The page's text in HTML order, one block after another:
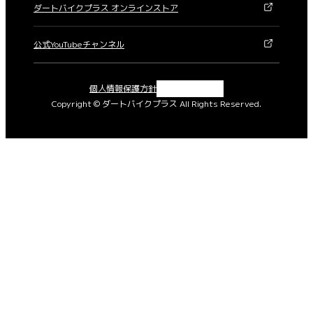
ダートバイクプラス オンラインストア
公式YouTubeチャンネル
Copyright © ダートバイクプラス All Rights Reserved.
個人情報保護方針X